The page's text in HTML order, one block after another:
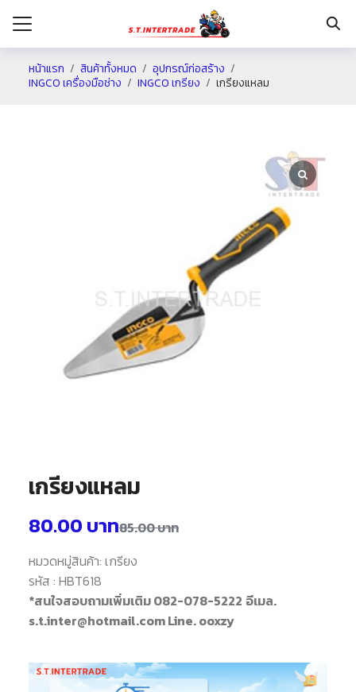
หน้าแรก สินค้าทั้งหมด
อุปกรณ์ก่อสร้าง
INGCO เครื่องมือช่าง
INGCO เกรียง เกรียงแหลม
เกรียงแหลม
85.00บาท
80.00 บาท
หมวดหมู่สินค้า: เกรียง
รหัส : HBT618
*สนใจสอบถามเพิ่มเติม 082-078-5222 อีเมล.
s.t.inter@hotmail.com Line. ooxzy